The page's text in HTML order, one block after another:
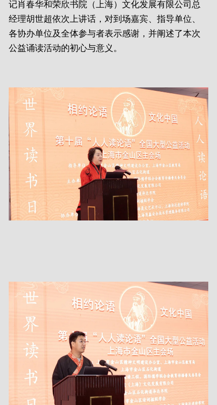
记肖春华和荣欣书院（上海）文化发展有限公司总
经理胡世超依次上讲话，对到场嘉宾、指导单位、
各协办单位及全体参与者表示感谢，并阐述了本次
公益诵读活动的初心与意义。